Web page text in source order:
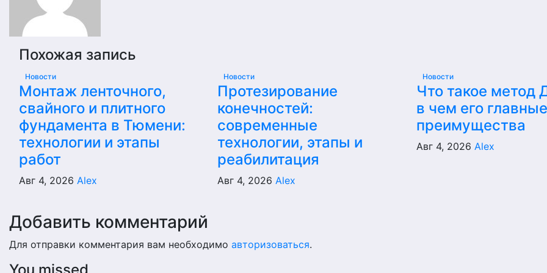
Похожая запись
Новости
Монтаж ленточного,
свайного и плитного
фундамента в Тюмени:
технологии и этапы
работ
Авг 4, 2026 Alex
Новости
Протезирование
конечностей:
современные
технологии, этапы и
реабилитация
Авг 4, 2026Alex
Новости
Что такое метод
в чем его главные
преимущества
Авг 4, 2026 Alex
Добавить комментарий
Для отправки комментария вам необходимо авторизоваться.